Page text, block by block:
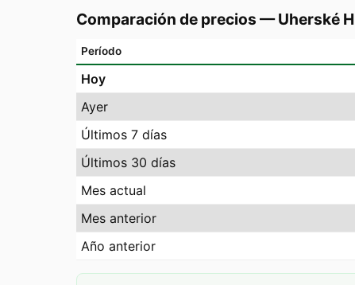
Comparación de precios —Uherské
Período
Hoy
Ayer
Últimos 7 días
Últimos 30 días
Mes actual
Mes anterior
Año anterior